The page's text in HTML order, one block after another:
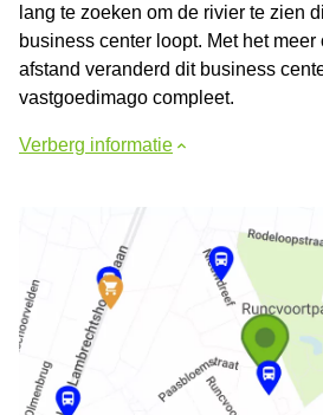
lang te zoeken om de rivier te zien
business center loopt. Met het meer
afstand veranderd dit business
vastgoedimago compleet.
Verberg informatie